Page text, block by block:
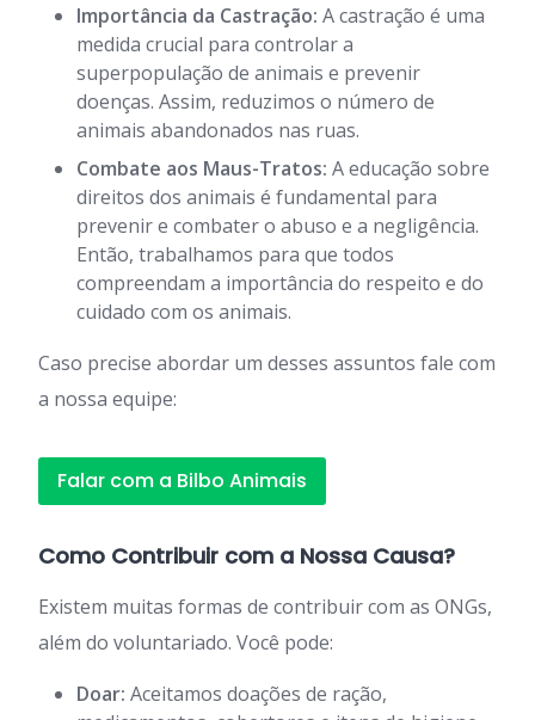
Importância da Castração: A castração é uma
medida crucial para controlar a
superpopulação de animais e prevenir
doenças. Assim, reduzimos o número de
animais abandonados nas ruas.
Combate aos Maus-Tratos: A educação sobre
direitos dos animais é fundamental para
prevenir e combater o abuso e a negligência.
Então, trabalhamos para que todos
compreendam a importância do respeito e do
cuidado com os animais.
Caso precise abordar um desses assuntos fale com
a nossa equipe:
Falar com a Bilbo Animais
Como Contribuir com a Nossa Causa?
Existem muitas formas de contribuir com as ONGs,
além do voluntariado. Você pode:
Doar: Aceitamos doações de ração,